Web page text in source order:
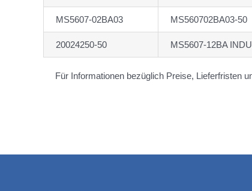
MS5607-02BA03 MS560702BA03-50
20024250-50 MS5607-12BA
Für Informationen bezüglich Preise, Lieferfristen